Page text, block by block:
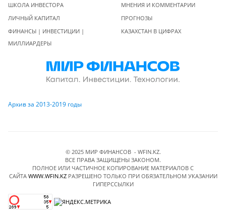
ШКОЛА ИНВЕСТОРА
ЛИЧНЫЙ КАПИТАЛ
ФИНАНСЫ | ИНВЕСТИЦИИ |
МИЛЛИАРДЕРЫ
МНЕНИЯ И КОММЕНТАРИИ
ПРОГНОЗЫ
КАЗАХСТАН В ЦИФРАХ
Архив за 2013-2019 годы
© 2025 МИР ФИНАНСОВ - WFIN.KZ.
ВСЕ ПРАВА ЗАЩИЩЕНЫ ЗАКОНОМ.
ПОЛНОЕ ИЛИ ЧАСТИЧНОЕ КОПИРОВАНИЕ МАТЕРИАЛОВ C
САЙТА WWW.WFIN.KZРАЗРЕШЕНО ТОЛЬКО ПРИ ОБЯЗАТЕЛЬНОМ УКАЗАНИИ
ГИПЕРССЫЛКИ